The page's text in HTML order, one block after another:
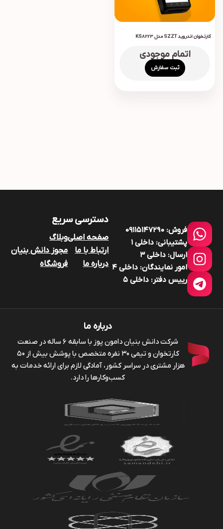
کارتخوان اندروید SZZT مدل KS8223
ثبت سفارش
اتمام موجودی
فروش: ۰۹۱۱۵۱۴۷۲9۰
پشتیبانی: داخلی ۱
ارسال: داخلی ۳
امور نمایندگان: داخلی ۴
رییس دفتر: داخلی ۵
دسترسی سریع
صفحه اصلی
ارتباط با ما
درباره ما
وبلاگ
مجوز دانش بنیان
فروشگاه
درباره ما
شرکت دانش بنیان دامون پوز با سابقه ۶ ساله در صنعت
کارتخوان و تیمی ۳۰ نفره متخصص با پوشش بیش از ۵۰
هزار مشتری در سراسر کشور، آمادگی لازم برای ارائه خدمات به
کسب‌وکارها را دارد.